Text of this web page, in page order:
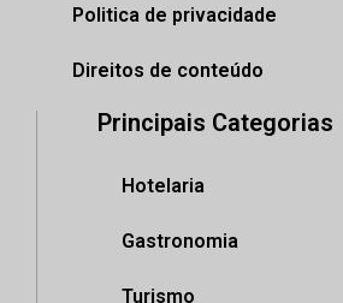
Politica de privacidade
Direitos de conteúdo
Principais Categorias
Hotelaria
Gastronomia
Turismo